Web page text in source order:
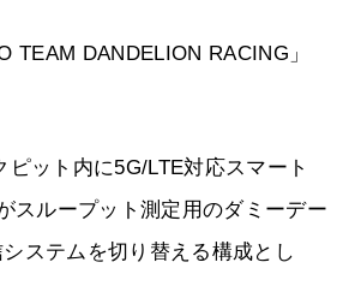
TEAM DANDELION RACING」
ット内に5G/LTE対応スマート
スループット測定用のダミーデー
ステムを切り替える構成とし